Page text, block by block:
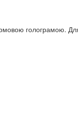
голограмою.